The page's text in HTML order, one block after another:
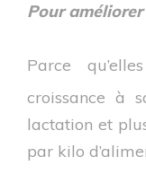
Pour
Parce
croissance à
lactation et
par kilo